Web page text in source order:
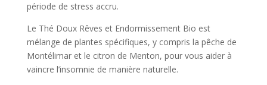
période de stress accru.
Le Thé Doux Rêves et Endormissement Bio est
mélange de plantes spécifiques, y compris la pêche de
Montélimar et le citron de Menton, pour vous aider à
vaincre l’insomnie de manière naturelle.